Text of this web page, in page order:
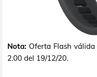
Nota: Oferta Flash
2.00 del 19/12/20.